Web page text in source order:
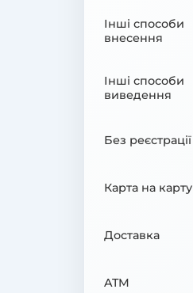
Інші способи
внесення
Інші способи
виведення
Без реєстрації
Карта на карту
Доставка
ATM